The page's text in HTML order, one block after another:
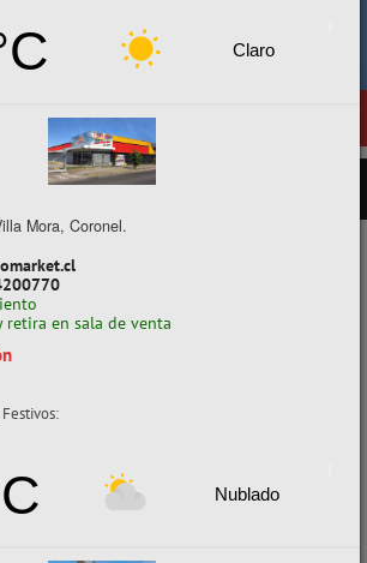
en General Pedro Lagos 377, entre
Claro
Mora, Coronel.
en sala de venta
Nublado
PRODUCTOS